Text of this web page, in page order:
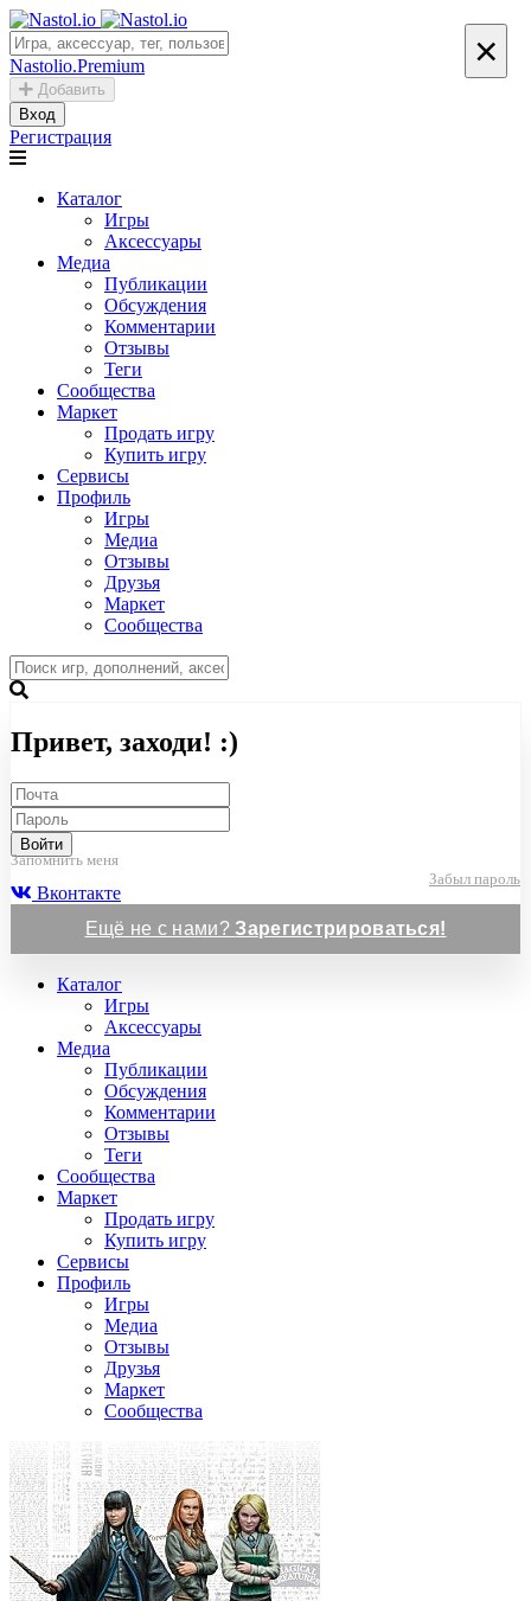
Nastolio.Premium
Добавить
Вход
Регистрация
Каталог
Игры
Аксессуары
Медиа
Публикации
Обсуждения
Комментарии
Отзывы
Теги
Сообщества
Маркет
Продать игру
Купить игру
Сервисы
Профиль
Игры
Медиа
Отзывы
Друзья
Маркет
Сообщества
×
Привет, заходи! :)
Войти
Запомнить меня
Забыл пароль
Вконтакте
Ещё не с нами?Зарегистрироваться!
Каталог
Игры
Аксессуары
Медиа
Публикации
Обсуждения
Комментарии
Отзывы
Теги
Сообщества
Маркет
Продать игру
Купить игру
Сервисы
Профиль
Игры
Медиа
Отзывы
Друзья
Маркет
Сообщества